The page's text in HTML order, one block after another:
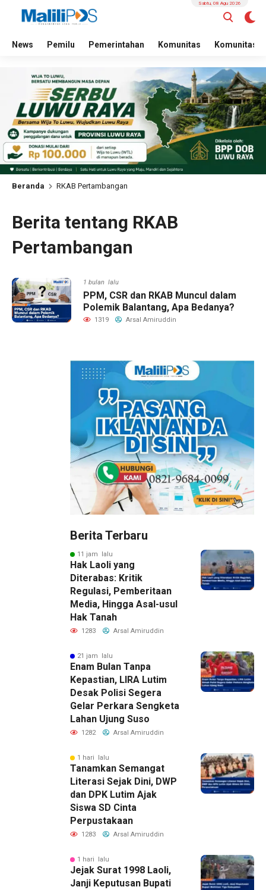
News Pemilu Pemerintahan Komunitas Komunitas
Sabtu, 08 Agu 2026
Beranda RKAB Pertambangan
Berita tentang RKAB
Pertambangan
1 bulan lalu
PPM, CSR dan RKAB Muncul dalam
Polemik Balantang, Apa Bedanya?
1319 Arsal Amiruddin
Berita Terbaru
11 jam lalu
Hak Laoli yang
Diterabas: Kritik
Regulasi, Pemberitaan
Media, Hingga Asal-usul
Hak Tanah
1283 Arsal Amiruddin
21 jam lalu
Enam Bulan Tanpa
Kepastian, LIRA Lutim
Desak Polisi Segera
Gelar Perkara Sengketa
Lahan Ujung Suso
1282 Arsal Amiruddin
1 hari lalu
Tanamkan Semangat
Literasi Sejak Dini, DWP
dan DPK Lutim Ajak
Siswa SD Cinta
Perpustakaan
1283 Arsal Amiruddin
1 hari lalu
Jejak Surat 1998 Laoli,
Janji Keputusan Bupati